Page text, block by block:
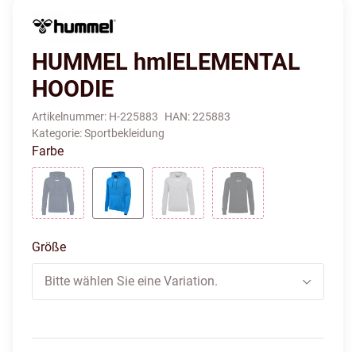
HUMMEL hmlELEMENTAL
HOODIE
Artikelnummer: H-225883 HAN:225883
Kategorie:Sportbekleidung
Farbe
Größe
Bitte wählen Sie eine Variation.